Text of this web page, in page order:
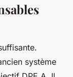
système